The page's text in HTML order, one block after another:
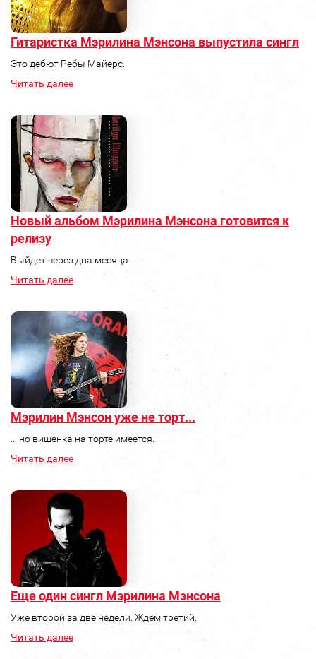
Гитаристка Мэрилина Мэнсона выпустила сингл
Это дебют Ребы Майерс.
Читать далее
Новый альбом Мэрилина Мэнсона готовится к
релизу
Выйдет через два месяца.
Читать далее
Мэрилин Мэнсон уже не торт...
... но вишенка на торте имеется.
Читать далее
Еще один сингл Мэрилина Мэнсона
Уже второй за две недели. Ждем третий.
Читать далее